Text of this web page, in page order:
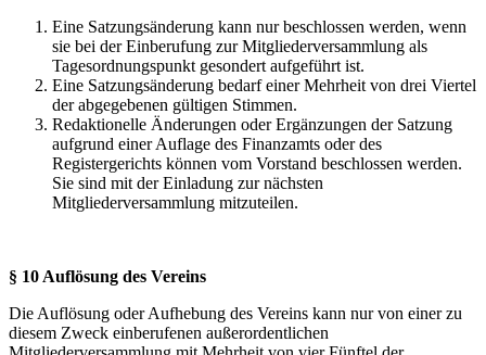
Eine Satzungsänderung kann nur beschlossen werden, wenn
sie bei der Einberufung zur Mitgliederversammlung als
Tagesordnungspunkt gesondert aufgeführt ist.
Eine Satzungsänderung bedarf einer Mehrheit von drei Viertel
der abgegebenen gültigen Stimmen.
Redaktionelle Änderungen oder Ergänzungen der Satzung
aufgrund einer Auflage des Finanzamts oder des
Registergerichts können vom Vorstand beschlossen werden.
Sie sind mit der Einladung zur nächsten
Mitgliederversammlung mitzuteilen.
§ 10 Auflösung des Vereins
Die Auflösung oder Aufhebung des Vereins kann nur von einer zu
diesem Zweck einberufenen außerordentlichen